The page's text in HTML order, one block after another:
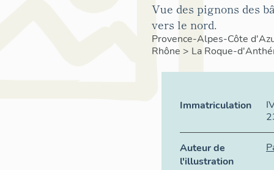
Vue des pignons des
vers le nord.
Provence-Alpes-Côte
Rhône > La Roque-
Immatriculation
Auteur de
l'illustration